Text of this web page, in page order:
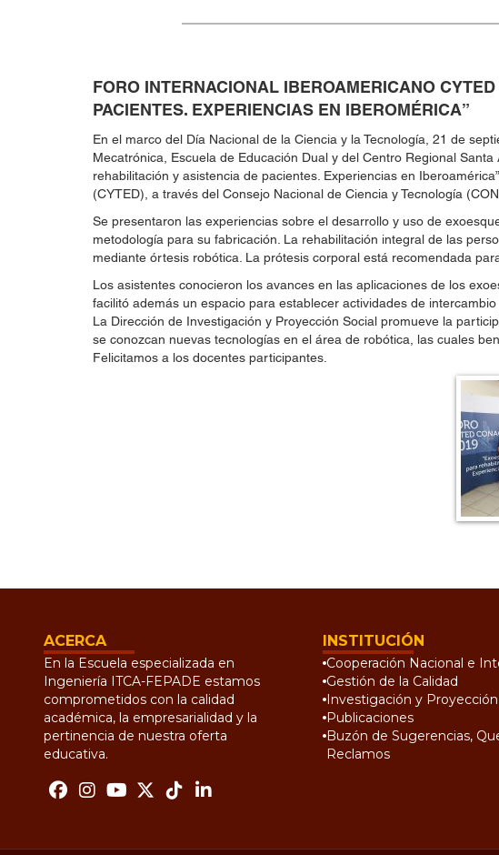
FORO INTERNACIONAL IBEROAMERICANO
PACIENTES. EXPERIENCIAS EN IBEROMÉRICA”
En el marco del Día Nacional de la Ciencia y la Tecnología, 21 de
Mecatrónica, Escuela de Educación Dual y del Centro Regional
rehabilitación y asistencia de pacientes. Experiencias en
(CYTED), a través del Consejo Nacional de Ciencia y Tecnología
Se presentaron las experiencias sobre el desarrollo y uso de
metodología para su fabricación. La rehabilitación integral de las
mediante órtesis robótica. La prótesis corporal está recomendada
Los asistentes conocieron los avances en las aplicaciones de los
facilitó además un espacio para establecer actividades de intercambio
La Dirección de Investigación y Proyección Social promueve la
se conozcan nuevas tecnologías en el área de robótica, las cuales
Felicitamos a los docentes participantes.
ACERCA
En la Escuela especializada en
Ingeniería ITCA-FEPADE estamos
comprometidos con la calidad
académica, la empresarialidad y la
pertinencia de nuestra oferta
educativa.
INSTITUCIÓN
Cooperación Nacional e
Gestión de la Calidad
Investigación y Proyección
Publicaciones
Buzón de Sugerencias,
Reclamos